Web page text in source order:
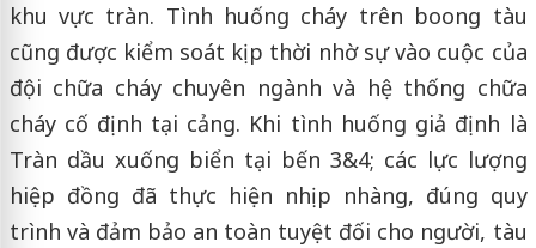
khu vực tràn. Tình huống cháy trên boong tàu
cũng được kiểm soát kịp thời nhờ sự vào cuộc của
đội chữa cháy chuyên ngành và hệ thống chữa
cháy cố định tại cảng. Khi tình huống giả định là
Tràn dầu xuống biển tại bến 3&4; các lực lượng
hiệp đồng đã thực hiện nhịp nhàng, đúng quy
trình và đảm bảo an toàn tuyệt đối cho người, tàu